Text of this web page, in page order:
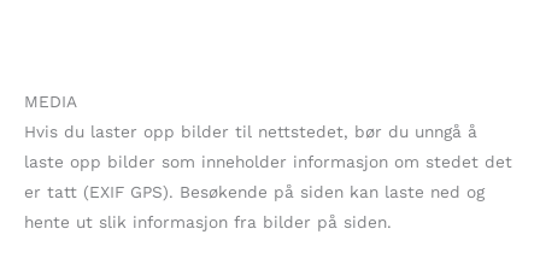
MEDIA
Hvis du laster opp bilder til nettstedet, bør du unngå å
laste opp bilder som inneholder informasjon om stedet det
er tatt (EXIF GPS). Besøkende på siden kan laste ned og
hente ut slik informasjon fra bilder på siden.